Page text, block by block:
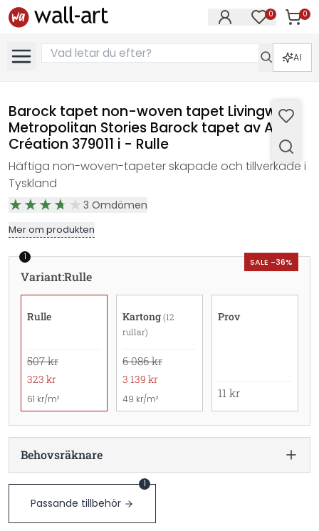
0 0
AI
Barock tapet non-woven tapet Livingwalls
Metropolitan Stories Barock tapet av A.S.
Création 379011 i - Rulle
Häftiga non-woven-tapeter skapade och tillverkade i
Tyskland
3 Omdömen
Mer om produkten
SALE -36%
1
Variant:Rulle
Rulle
507 kr
323 kr
61 kr/m²
Kartong (12
rullar)
6 086 kr
3 139 kr
49 kr/m²
Prov
11 kr
Behovsräknare
Passande tillbehör
1